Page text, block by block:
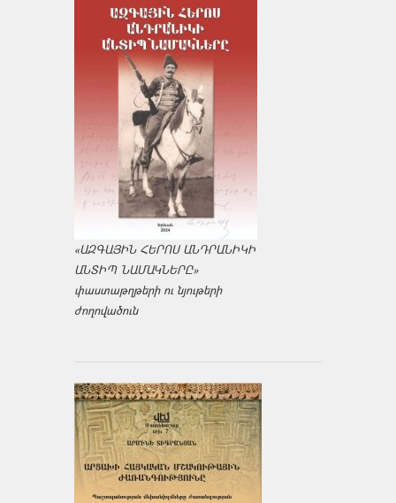
«ԱԶԳԱՅԻՆ ՀԵՐՈՍ ԱՆԴՐԱՆԻԿԻ
ԱՆՏԻՊ ՆԱՄԱԿՆԵՐԸ»
փաստաթղթերի ու նյութերի
ժողովածուն